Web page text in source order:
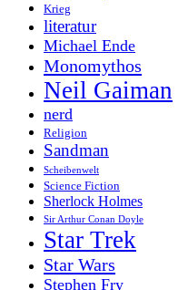
Krieg
literatur
Michael Ende
Monomythos
Neil Gaiman
nerd
Religion
Sandman
Scheibenwelt
Science Fiction
Sherlock Holmes
Sir Arthur Conan Doyle
Star Trek
Star Wars
Stephen Fry